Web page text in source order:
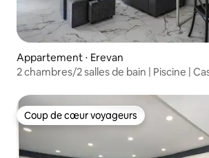
Appartement ⋅ Erevan
2 chambres/2 salles de bain | Piscine |
Coup de cœur voyageurs
Coup de cœur voyageurs